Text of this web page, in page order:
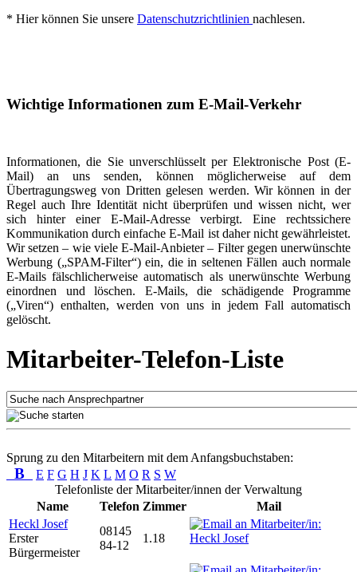
* Hier können Sie unsere Datenschutzrichtlinien nachlesen.
Wichtige Informationen zum E-Mail-Verkehr
Informationen, die Sie unverschlüsselt per Elektronische Post (E-
Mail) an uns senden, können möglicherweise auf dem
Übertragungsweg von Dritten gelesen werden. Wir können in der
Regel auch Ihre Identität nicht überprüfen und wissen nicht, wer
sich hinter einer E-Mail-Adresse verbirgt. Eine rechtssichere
Kommunikation durch einfache E-Mail ist daher nicht gewährleistet.
Wir setzen – wie viele E-Mail-Anbieter – Filter gegen unerwünschte
Werbung („SPAM-Filter“) ein, die in seltenen Fällen auch normale
E-Mails fälschlicherweise automatisch als unerwünschte Werbung
einordnen und löschen. E-Mails, die schädigende Programme
(„Viren“) enthalten, werden von uns in jedem Fall automatisch
gelöscht.
Mitarbeiter-Telefon-Liste
Sprung zu den Mitarbeitern mit dem Anfangsbuchstaben:
B E F G H J K L M O R S W
Telefonliste der Mitarbeiter/innen der Verwaltung
Name
Telefon Zimmer
Mail
Heckl Josef
Erster
Bürgermeister
08145
84-12
1.18